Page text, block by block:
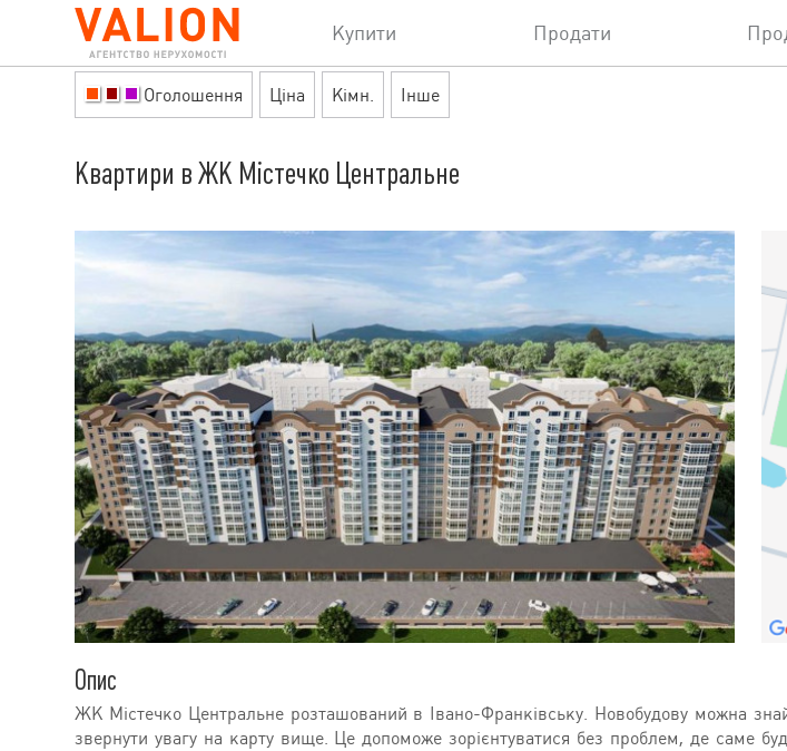
Купити Продати
Оголошення Ціна Кімн. Інше
Квартири в ЖК Містечко Центральне
Опис
ЖК Містечко Центральне розташований в Івано-Франківську. Новобудову можна
звернути увагу на карту вище. Це допоможе зорієнтуватися без проблем, де саме